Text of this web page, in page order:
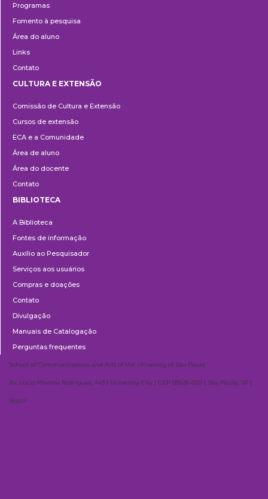
Programas
Fomento à pesquisa
Área do aluno
Links
Contato
e
Extensão
CULTURA E EXTENSÃO
Comissão de Cultura e Extensão
Cursos de extensão
ECA e a Comunidade
Área de aluno
Área do docente
Contato
BIBLIOTECA
A Biblioteca
Fontes de informação
Auxílio ao Pesquisador
Serviços aos usuários
Compras e doações
Contato
Divulgação
Manuais de Catalogação
Perguntas frequentes
School of Communications and Arts of the University of São Paulo
Av. Lúcio Martins Rodrigues, 443 | University City | CEP 05508-020 | São Paulo, SP |
Brazil